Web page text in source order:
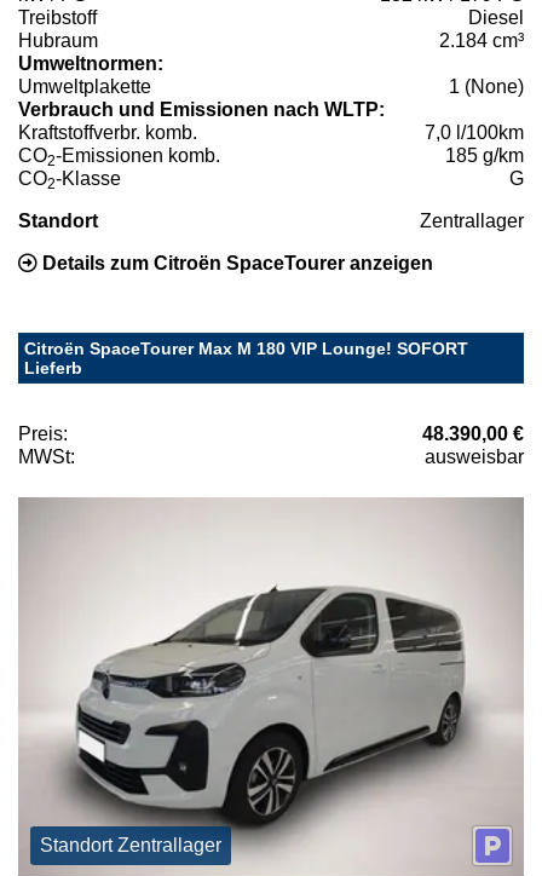
Treibstoff
Diesel
Hubraum
2.184 cm³
Umweltnormen:
Umweltplakette
1 (None)
Verbrauch und Emissionen nach WLTP:
Kraftstoffverbr. komb.
7,0 l/100km
CO2-Emissionen komb.
185 g/km
CO2-Klasse G
Standort Zentrallager
Details zum Citroën SpaceTourer anzeigen
Citroën SpaceTourer Max M 180 VIP Lounge! SOFORT
Lieferb
Preis:
48.390,00 €
MWSt:
ausweisbar
Standort Zentrallager